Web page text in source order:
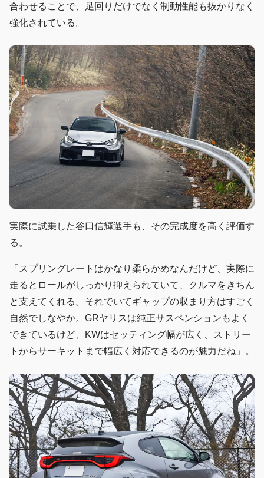
合わせることで、足回りだけでなく制動性能も抜かりなく
強化されている。
実際に試乗した谷口信輝選手も、その完成度を高く評価す
る。
「スプリングレートはかなり柔らかめなんだけど、実際に
走るとロールがしっかり抑えられていて、クルマをきちん
と支えてくれる。それでいてギャップの収まり方はすごく
自然でしなやか。GRヤリスは純正サスペンションもよく
できているけど、KWはセッティング幅が広く、ストリー
トからサーキットまで幅広く対応できるのが魅力だね」。